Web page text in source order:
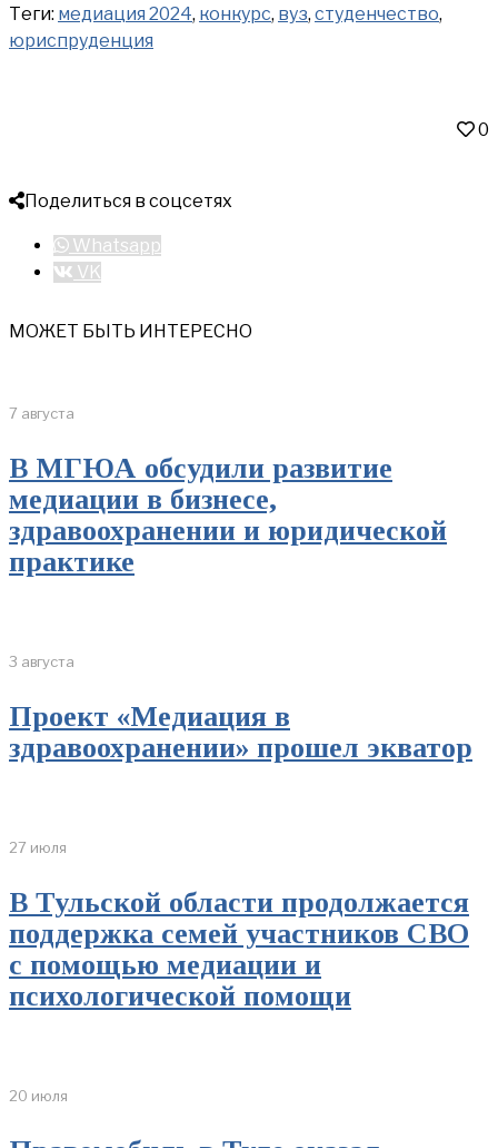
Теги: медиация 2024, конкурс, вуз, студенчество,
юриспруденция
0
Поделиться в соцсетях
Whatsapp
VK
МОЖЕТ БЫТЬ ИНТЕРЕСНО
7 августа
В МГЮА обсудили развитие
медиации в бизнесе,
здравоохранении и юридической
практике
3 августа
Проект «Медиация в
здравоохранении» прошел экватор
27 июля
В Тульской области продолжается
поддержка семей участников СВО
с помощью медиации и
психологической помощи
20 июля